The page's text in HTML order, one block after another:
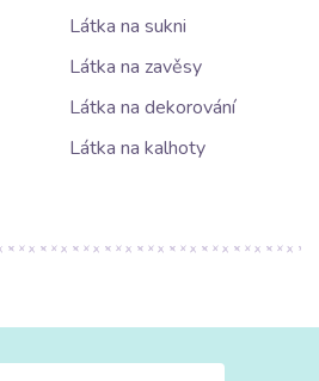
Látka na sukni
Látka na zavěsy
Látka na dekorování
Látka na kalhoty